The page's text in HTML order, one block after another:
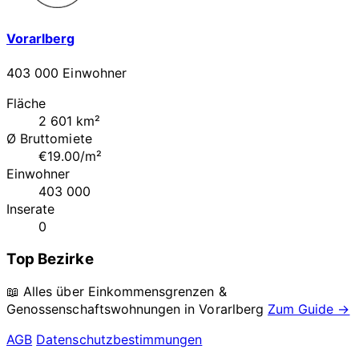
Vorarlberg
403 000 Einwohner
Fläche
2 601 km²
Ø Bruttomiete
€19.00/m²
Einwohner
403 000
Inserate
0
Top Bezirke
📖 Alles über Einkommensgrenzen &
Genossenschaftswohnungen inVorarlberg Zum Guide →
AGB Datenschutzbestimmungen